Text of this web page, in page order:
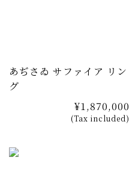
増します。
あぢさゐ サファイア リン
グ
¥1,870,000
(Tax included)